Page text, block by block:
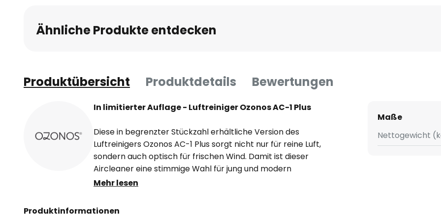
Ähnliche Produkte entdecken
Produktübersicht Produktdetails Bewertungen
In limitierter Auflage - Luftreiniger Ozonos AC-1 Plus
Diese in begrenzter Stückzahl erhältliche Version des
Luftreinigers Ozonos AC-1 Plus sorgt nicht nur für reine Luft,
sondern auch optisch für frischen Wind. Damit ist dieser
Aircleaner eine stimmige Wahl für jung und modern
eingerichtete Wohn- und Aufenthaltsräume.
Der Wirkmechanismus basiert auf einem natürlichen Vorgang:
Mehr lesen
Produktinformationen
Maße
Nettogewicht